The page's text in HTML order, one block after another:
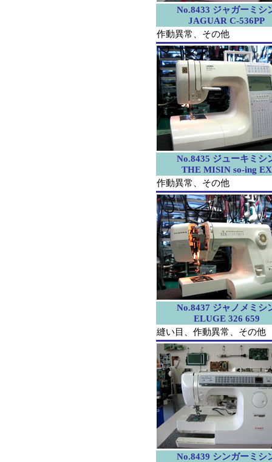
No.8433 ジャガーミシ
JAGUAR C-536PP
作動異常、その他
No.8435 ジューキミシ
THE MISIN so-ing EX
作動異常、その他
No.8437 ジャノメミシ
ELUGE 326 659
縫い目、作動異常、その他
No.8439 シンガーミシ